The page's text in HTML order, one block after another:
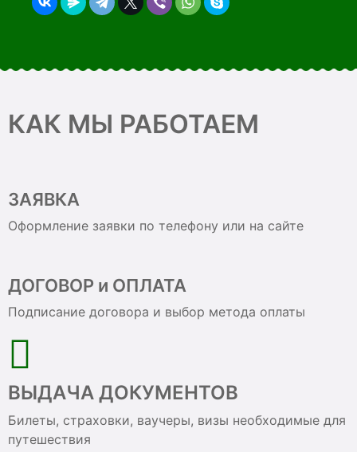
КАК МЫ РАБОТАЕМ
ЗАЯВКА
Оформление заявки по телефону или на сайте
ДОГОВОР и ОПЛАТА
Подписание договора и выбор метода оплаты
ВЫДАЧА ДОКУМЕНТОВ
Билеты, страховки, ваучеры, визы необходимые для
путешествия